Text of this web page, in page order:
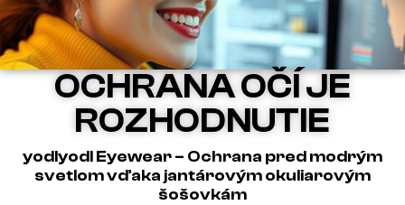
OCHRANA OČÍ JE
ROZHODNUTIE
yodlyodl Eyewear – Ochrana pred modrým
svetlom vďaka jantárovým okuliarovým
šošovkám